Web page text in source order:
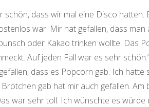
schön, dass wir mal eine Disco hatten.
war. Mir hat gefallen, dass
oder Kakao trinken wollte. Das
Auf jeden Fall war es sehr
dass es Popcorn gab. Ich hatte
gab hat mir auch gefallen. Am
war sehr toll. Ich wünschte es würde